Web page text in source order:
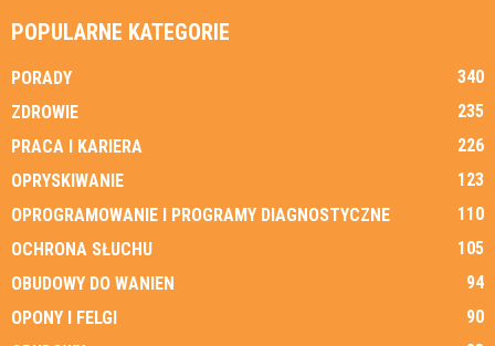
POPULARNE KATEGORIE
PORADY
340
ZDROWIE
235
PRACA I KARIERA
226
OPRYSKIWANIE
123
OPROGRAMOWANIE I PROGRAMY DIAGNOSTYCZNE
110
OCHRONA SŁUCHU
105
OBUDOWY DO WANIEN
94
OPONY I FELGI
90